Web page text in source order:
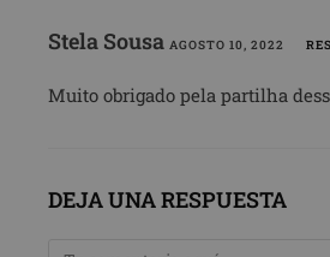
Stela Sousa AGOSTO 10, 2022
Muito obrigado pela partilha
DEJA UNA RESPUESTA